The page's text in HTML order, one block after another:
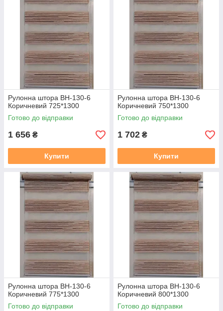
Рулонна штора ВН-130-6
Коричневий 725*1300
Готово до відправки
1 656 ₴
Купити
Рулонна штора ВН-130-6
Коричневий 750*1300
Готово до відправки
1 702 ₴
Купити
Рулонна штора ВН-130-6
Коричневий 775*1300
Готово до відправки
Рулонна штора ВН-130-6
Коричневий 800*1300
Готово до відправки